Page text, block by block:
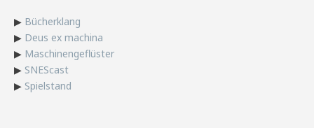
▶ Bücherklang
▶ Deus ex machina
▶ Maschinengeflüster
▶ SNEScast
▶ Spielstand